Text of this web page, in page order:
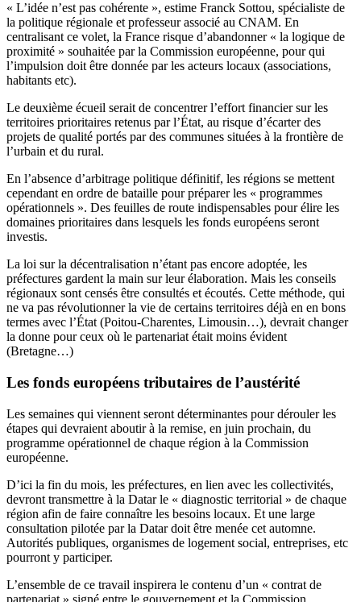
« L’idée n’est pas cohérente », estime Franck Sottou, spécialiste de
la politique régionale et professeur associé au CNAM. En
centralisant ce volet, la France risque d’abandonner « la logique de
proximité » souhaitée par la Commission européenne, pour qui
l’impulsion doit être donnée par les acteurs locaux (associations,
habitants etc).
Le deuxième écueil serait de concentrer l’effort financier sur les
territoires prioritaires retenus par l’État, au risque d’écarter des
projets de qualité portés par des communes situées à la frontière de
l’urbain et du rural.
En l’absence d’arbitrage politique définitif, les régions se mettent
cependant en ordre de bataille pour préparer les « programmes
opérationnels ». Des feuilles de route indispensables pour élire les
domaines prioritaires dans lesquels les fonds européens seront
investis.
La loi sur la décentralisation n’étant pas encore adoptée, les
préfectures gardent la main sur leur élaboration. Mais les conseils
régionaux sont censés être consultés et écoutés. Cette méthode, qui
ne va pas révolutionner la vie de certains territoires déjà en en bons
termes avec l’État (Poitou-Charentes, Limousin…), devrait changer
la donne pour ceux où le partenariat était moins évident
(Bretagne…)
Les fonds européens tributaires de l’austérité
Les semaines qui viennent seront déterminantes pour dérouler les
étapes qui devraient aboutir à la remise, en juin prochain, du
programme opérationnel de chaque région à la Commission
européenne.
D’ici la fin du mois, les préfectures, en lien avec les collectivités,
devront transmettre à la Datar le « diagnostic territorial » de chaque
région afin de faire connaître les besoins locaux. Et une large
consultation pilotée par la Datar doit être menée cet automne.
Autorités publiques, organismes de logement social, entreprises, etc
pourront y participer.
L’ensemble de ce travail inspirera le contenu d’un « contrat de
partenariat » signé entre le gouvernement et la Commission